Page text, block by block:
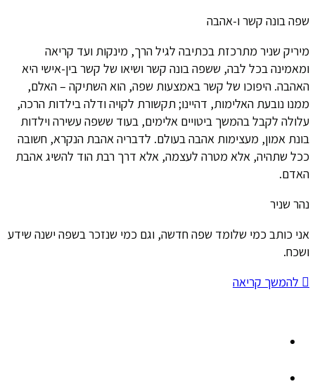
שפה בונה קשר ו-אהבה
מיריק שניר מתרכזת בכתיבה לגיל הרך, מינקות ועד קריאה
ומאמינה בכל לבה, ששפה בונה קשר ושיאו של קשר בין-אישי היא
האהבה. היפוכו של קשר באמצעות שפה, הוא השתיקה – האלם,
ממנו נובעת האלימות, דהיינו; תקשורת לקויה ודלה בילדות הרכה,
עלולה לקבל בהמשך ביטויים אלימים, בעוד ששפה עשירה וילדות
בונת אמון, מעצימות אהבה בעולם. לדבריה אהבת הנקרא, חשובה
ככל שתהיה, אלא מטרה לעצמה, אלא דרך רבת הוד להשיג אהבת
האדם.
נהר שניר
אני כותב כמי שלומד שפה חדשה, וגם כמי שנזכר בשפה ישנה שידע
ושכח.
להמשך קריאה